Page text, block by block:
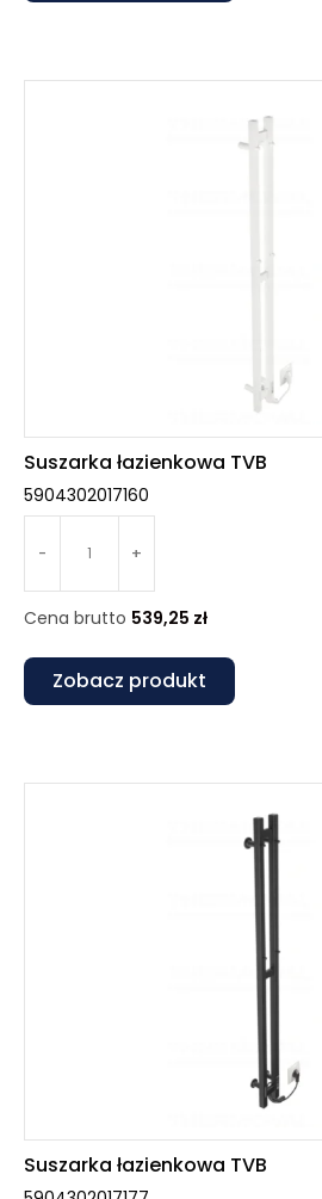
Suszarka łazienkowa TVB
5904302017160
- +
Cena brutto 539,25 zł
Zobacz produkt
Suszarka łazienkowa TVB